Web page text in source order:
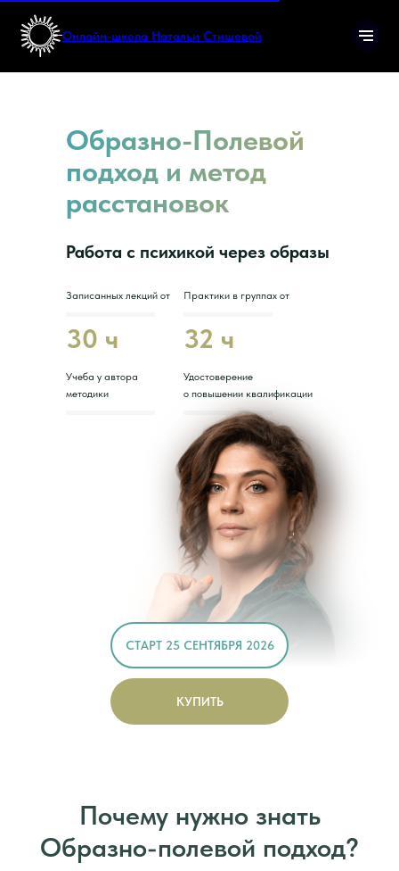
Онлайн-школа Натальи Стишовой
Образно-Полевой
подход и метод
расстановок
Работа с психикой через образы
30 ч
Записанных лекций от
32 ч
Практики в группах от
Учеба у автора
методики
Удостоверение
о повышении квалификации
КУПИТЬ
СТАРТ 25 СЕНТЯБРЯ 2026
Почему нужно знать
Образно-полевой подход?